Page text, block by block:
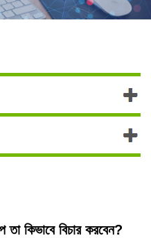
তা কিভাবে বিচার করবেন?